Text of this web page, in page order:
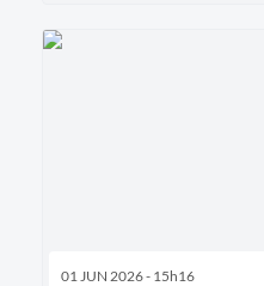
01 JUN 2026 - 15h16